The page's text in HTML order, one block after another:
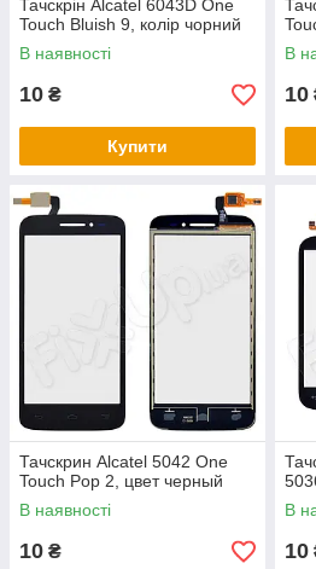
Тачскрін Alcatel 6043D One
Touch Bluish 9, колір чорний
В наявності
10 ₴
Купити
В
10
Тачскрин Alcatel 5042 One
Touch Pop 2, цвет черный
В наявності
10 ₴
В
10